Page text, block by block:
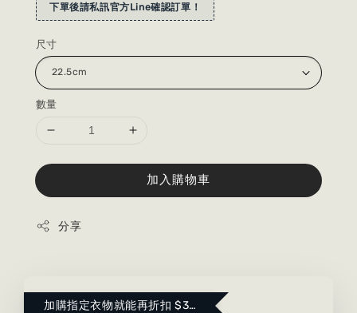
下單後請私訊官方Line確認訂單！
尺寸
數量
加入購物車
分享
加購指定衣物就能再折扣 $300 ！點這裡看更多～